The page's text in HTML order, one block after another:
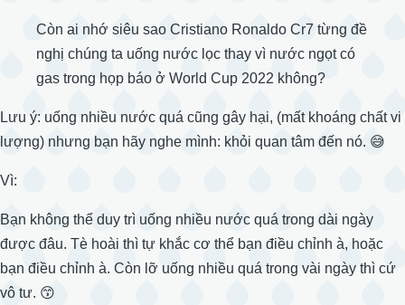
Còn ai nhớ siêu sao Cristiano Ronaldo Cr7 từng đề
nghị chúng ta uống nước lọc thay vì nước ngọt có
gas trong họp báo ở World Cup 2022 không?
Lưu ý: uống nhiều nước quá cũng gây hại, (mất khoáng chất vi
lượng) nhưng bạn hãy nghe mình: khỏi quan tâm đến nó. 😅
Vì:
Bạn không thể duy trì uống nhiều nước quá trong dài ngày
được đâu. Tè hoài thì tự khắc cơ thể bạn điều chỉnh à, hoặc
bạn điều chỉnh à. Còn lỡ uống nhiều quá trong vài ngày thì cứ
vô tư. 😙